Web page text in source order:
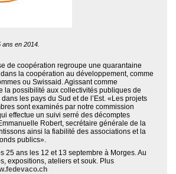
en 2014.
de coopération regroupe une quarantaine
la coopération au développement, comme
ou Swissaid. Agissant comme
la possibilité aux collectivités publiques de
les pays du Sud et de l’Est. «Les projets
sont examinés par notre commission
effectue un suivi serré des décomptes
Robert, secrétaire générale de la
ainsi la fiabilité des associations et la
publics».
25 ans les 12 et 13 septembre à Morges. Au
expositions, ateliers et souk. Plus